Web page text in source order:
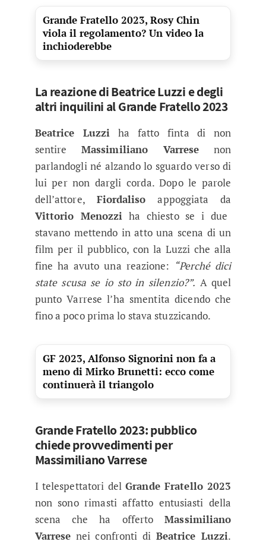
Grande Fratello 2023, Rosy Chin
viola il regolamento? Un video la
inchioderebbe
La reazione di Beatrice Luzzi e degli
altri inquilini al Grande Fratello 2023
Beatrice Luzzi ha fatto finta di non
sentire Massimiliano Varrese non
parlandogli né alzando lo sguardo verso di
lui per non dargli corda. Dopo le parole
dell’attore, Fiordaliso appoggiata da
Vittorio Menozzi ha chiesto se i due
stavano mettendo in atto una scena di un
film per il pubblico, con la Luzzi che alla
fine ha avuto una reazione: “Perché dici
state scusa se io sto in silenzio?”. A quel
punto Varrese l’ha smentita dicendo che
fino a poco prima lo stava stuzzicando.
GF 2023, Alfonso Signorini non fa a
meno di Mirko Brunetti: ecco come
continuerà il triangolo
Grande Fratello 2023: pubblico
chiede provvedimenti per
Massimiliano Varrese
I telespettatori delGrande Fratello 2023
non sono rimasti affatto entusiasti della
scena che ha offertoMassimiliano
Varrese nei confronti di Beatrice Luzzi.